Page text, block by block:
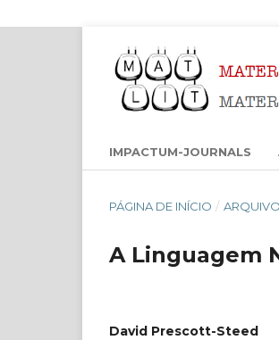
IMPACTUM-JOURNALS
PÁGINA DE INÍCIO /
A Linguagem
David Prescott-Steed